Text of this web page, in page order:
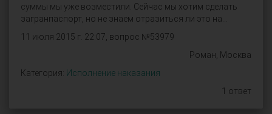
суммы мы уже возместили. Сейчас мы хотим сделать
загранпаспорт, но не знаем отразиться ли это на...
11 июля 2015 г. 22:07, вопрос №53979
Роман, Москва
Категория: Исполнение наказания
1 ответ